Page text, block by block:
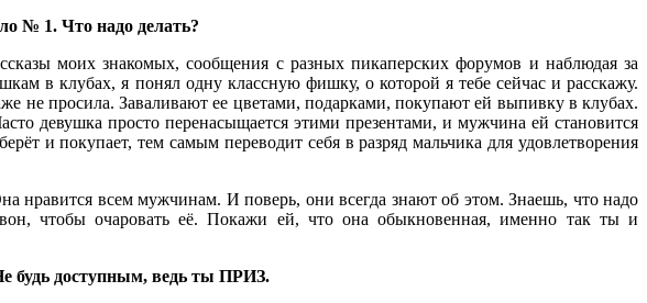
№ 1. Что надо делать?
моих знакомых, сообщения с разных пикаперских форумов и наблюдая за
в клубах, я понял одну классную фишку, о которой я тебе сейчас и расскажу.
не просила. Заваливают ее цветами, подарками, покупают ей выпивку в клубах.
девушка просто перенасыщается этими презентами, и мужчина ей становится
и покупает, тем самым переводит себя в разряд мальчика для удовлетворения
нравится всем мужчинам. И поверь, они всегда знают об этом. Знаешь, что надо
чтобы очаровать её. Покажи ей, что она обыкновенная, именно так ты и
будь доступным, ведь ты ПРИЗ.